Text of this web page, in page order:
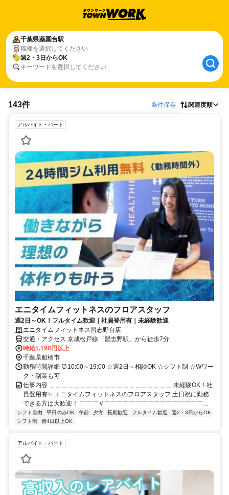
千葉県薬園台駅
職種を選択してください
週2・3日からOK
キーワードを選択してください
143件 条件保存 関連度順
アルバイト・パート
エニタイムフィットネスのフロアスタッフ
週2日～OK！フルタイム歓迎｜社員登用有｜未経験歓迎
エニタイムフィットネス習志野台店
交通・アクセス 京成松戸線「習志野駅」から徒歩7分
時給1,190円以上
千葉県船橋市
勤務時間詳細 ⏰10:00～19:00 ☆週2日～相談OK ☆シフト制 ☆Wワー
ク・副業も可
仕事内容 ＿＿＿＿＿＿＿＿＿＿＿＿＿＿＿＿＿＿＿＿ 未経験OK！社
員登用有✨ エニタイムフィットネスのフロアスタッフ 土日祝に勤務
できる方は大歓迎！ ￣￣￣Ｖ￣￣￣￣￣￣￣￣￣￣￣￣￣￣￣￣ ...
シフト自由 平日のみOK 午前 夕方 長期歓迎 フルタイム歓迎
週2・3日からOK
シフト制
週4日以上OK
アルバイト・パート